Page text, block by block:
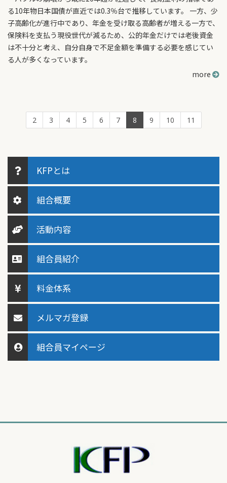
る10年物日本国債が直近では0.3％台で推移しています。 一方、少
子高齢化が進行中であり、年金を受け取る高齢者が増える一方で、
保険料を支払う現役世代が減るため、公的年金だけでは老後資金
は不十分と考え、自分自身で不足金額を準備する必要を感じてい
る人が多くなっています。
more
2 3 4 5 6 7 8 9 10 11
KFPとは
組合概要
活動内容
組合員紹介
料金体系
メルマガ登録
組合員マイページ